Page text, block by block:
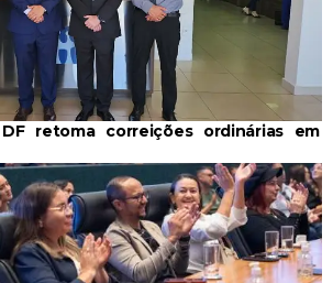
retoma correições ordinárias em